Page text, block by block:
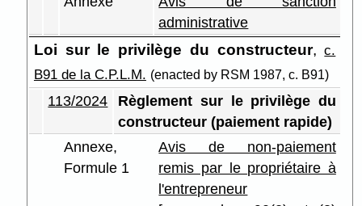
administrative
Loi sur le privilège du constructeur, c.
B91 de la C.P.L.M. (enacted by RSM 1987, c. B91)
113/2024
Règlement sur le privilège du
constructeur (paiement rapide)
Annexe,
Formule 1
Avis de non-paiement
remis par le propriétaire à
l'entrepreneur